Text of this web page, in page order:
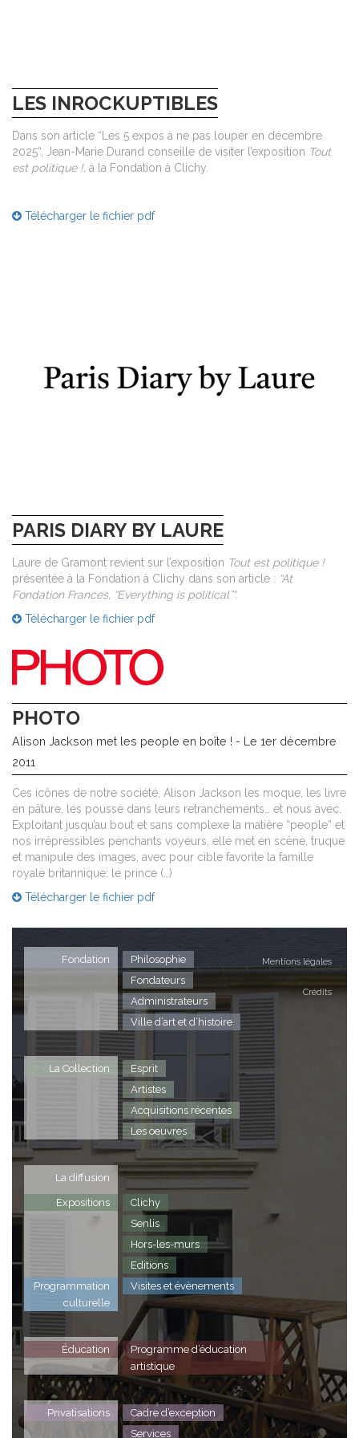
LES INROCKUPTIBLES
Dans son article “Les 5 expos à ne pas louper en décembre
2025“, Jean-Marie Durand conseille de visiter l’exposition Tout
est politique !, à la Fondation à Clichy.
Télécharger le fichier pdf
PARIS DIARY BY LAURE
Laure de Gramont revient sur l’exposition Tout est politique !
présentée à la Fondation à Clichy dans son article : “At
Fondation Frances, “Everything is political”“.
Télécharger le fichier pdf
PHOTO
Alison Jackson met les people en boîte ! - Le 1er décembre
2011
Ces icônes de notre société, Alison Jackson les moque, les livre
en pâture, les pousse dans leurs retranchements… et nous avec.
Exploitant jusqu’au bout et sans complexe la matière “people” et
nos irrépressibles penchants voyeurs, elle met en scène, truque
et manipule des images, avec pour cible favorite la famille
royale britannique: le prince (…)
Télécharger le fichier pdf
Mentions légales
Crédits
Fondation
Philosophie
Fondateurs
Administrateurs
Ville d’art et d’histoire
La Collection
Esprit
Artistes
Acquisitions récentes
Les oeuvres
La diffusion
Expositions
Clichy
Senlis
Hors-les-murs
Editions
Programmation
culturelle
Visites et évènements
Éducation
Programme d’éducation
artistique
Privatisations
Cadre d’exception
Services